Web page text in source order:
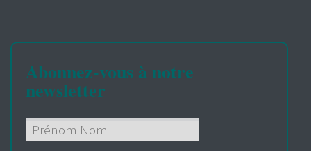
Abonnez-vous à notre
newsletter